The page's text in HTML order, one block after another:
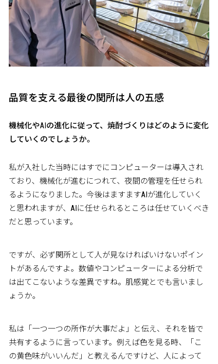
品質を支える最後の関所は人の五感
――機械化やAIの進化に従って、焼酎づくりはどのように変化
していくのでしょうか。
私が入社した当時にはすでにコンピューターは導入され
ており、機械化が進むにつれて、夜間の管理を任せられ
るようになりました。今後はますますAIが進化していく
と思われますが、AIに任せられるところは任せていくべき
だと思っています。
ですが、必ず関所として人が見なければいけないポイン
トがあるんですよ。数値やコンピューターによる分析で
は出てこないような差異ですね。肌感覚とでも言いまし
ょうか。
私は「一つ一つの所作が大事だよ」と伝え、それを皆で
共有するように言っています。例えば色を見る時、「こ
の黄色味がいいんだ」と教えるんですけど、人によって